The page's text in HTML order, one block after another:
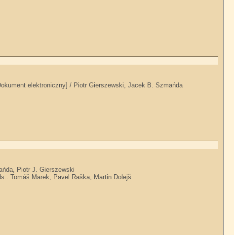
elektroniczny] / Piotr Gierszewski, Jacek B. Szmańda
Piotr J. Gierszewski
Tomáš Marek, Pavel Raška, Martin Dolejš